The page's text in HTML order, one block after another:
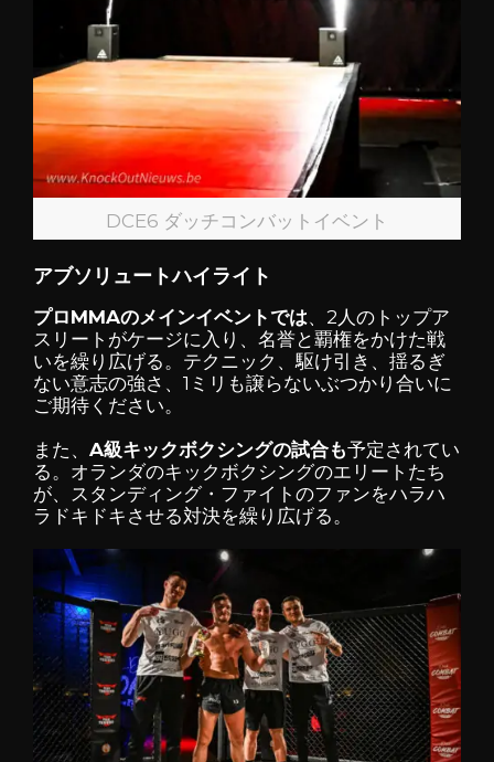
DCE6 ダッチコンバットイベント
アブソリュートハイライト
プロMMAのメインイベントでは、2人のトップア
スリートがケージに入り、名誉と覇権をかけた戦
いを繰り広げる。テクニック、駆け引き、揺るぎ
ない意志の強さ、1ミリも譲らないぶつかり合いに
ご期待ください。
また、 A級キックボクシングの試合も予定されてい
る。オランダのキックボクシングのエリートたち
が、スタンディング・ファイトのファンをハラハ
ラドキドキさせる対決を繰り広げる。